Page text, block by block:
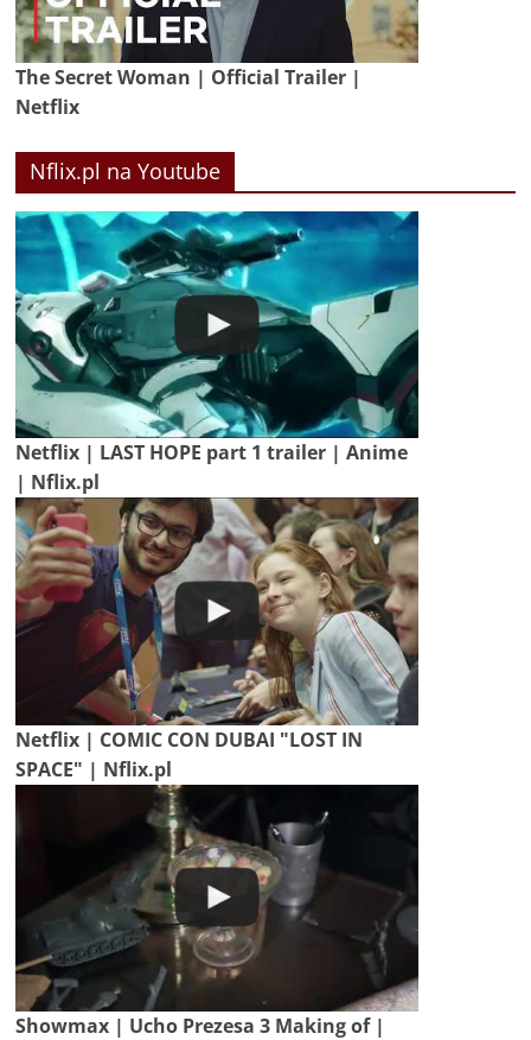
The Secret Woman | Official Trailer |
Netflix
Nflix.pl na Youtube
Netflix | LAST HOPE part 1 trailer | Anime
| Nflix.pl
Netflix | COMIC CON DUBAI "LOST IN
SPACE" | Nflix.pl
Showmax | Ucho Prezesa 3 Making of |